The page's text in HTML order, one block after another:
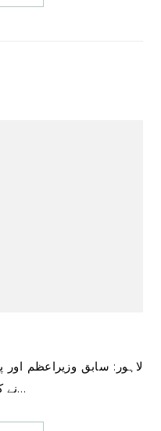
لاہور: سابق وزیراعظم اور پی ٹی آئی کے سربراہ عمران خان
نے کہا ہے کہ ملک کی تاریخ میں پہلی…